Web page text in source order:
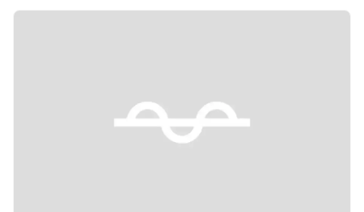
Previous slide